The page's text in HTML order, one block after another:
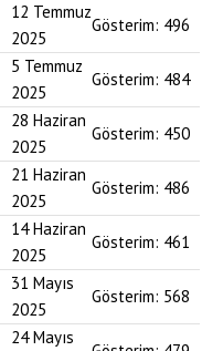
12 Temmuz
2025
Gösterim: 496
5 Temmuz
2025
Gösterim: 484
28 Haziran
2025
Gösterim: 450
21 Haziran
2025
Gösterim: 486
14 Haziran
2025
Gösterim: 461
31 Mayıs
2025
Gösterim: 568
24 Mayıs